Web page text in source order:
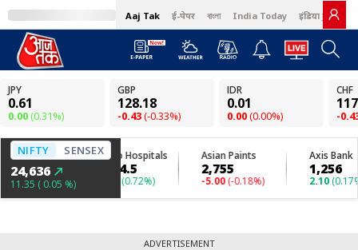
Aaj Tak ई-पेपर বাংলা India Today इंडिया टुडे हिंदी
ADVERTISEMENT